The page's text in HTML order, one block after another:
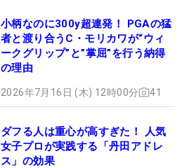
小柄なのに300y超連発！ PGAの猛
者と渡り合うC・モリカワが“ウィ
ークグリップ”と”掌屈”を行う納得
の理由
2026年7月16日 (木) 12時00分 41
ダフる人は重心が高すぎた！ 人気
女子プロが実践する「丹田アドレ
ス」の効果